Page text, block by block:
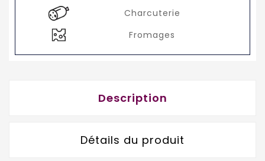
Charcuterie
Fromages
Description
Détails du produit